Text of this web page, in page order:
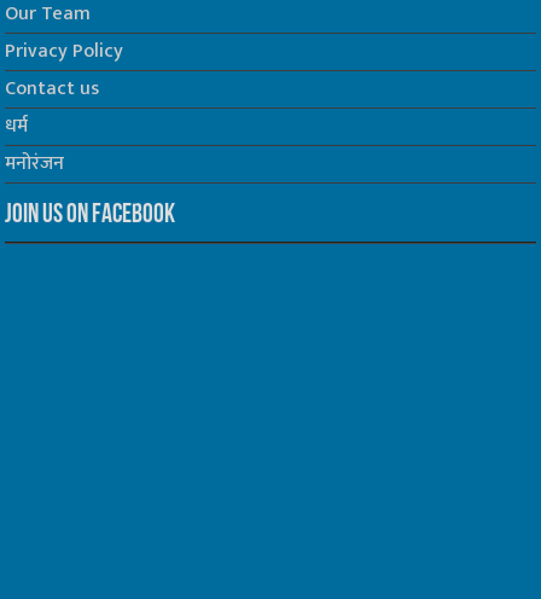
Our Team
Privacy Policy
Contact us
धर्म
मनोरंजन
Join us on Facebook